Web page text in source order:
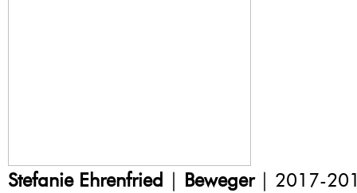
Stefanie Ehrenfried | Beweger| 2017-